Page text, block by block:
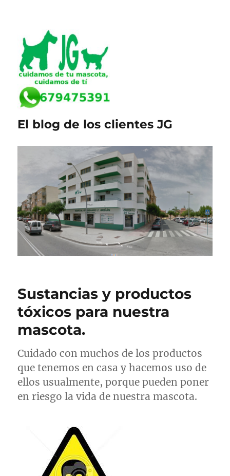
El blog de los clientes JG
Sustancias y productos
tóxicos para nuestra
mascota.
Cuidado con muchos de los productos
que tenemos en casa y hacemos uso de
ellos usualmente, porque pueden poner
en riesgo la vida de nuestra mascota.